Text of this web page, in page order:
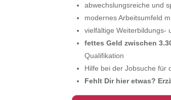
abwechslungsreiche und
modernes Arbeitsumfeld
vielfältige Weiterbildungs-
fettes Geld zwischen
Qualifikation
Hilfe bei der Jobsuche für
Fehlt Dir hier etwas?